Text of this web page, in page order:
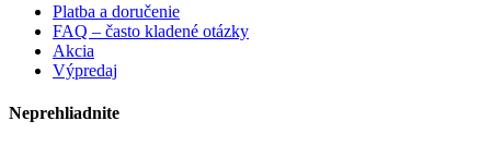
Platba a doručenie
FAQ – často kladené otázky
Akcia
Výpredaj
Neprehliadnite